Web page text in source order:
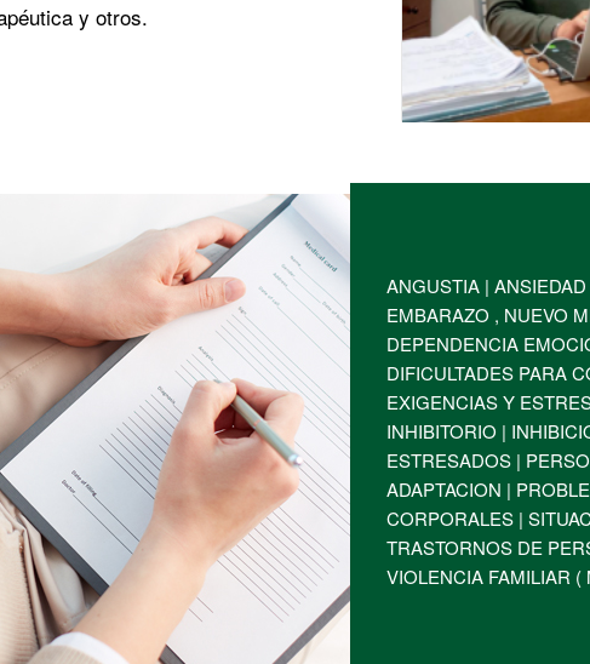
y otros.
ANGUSTIA |
EMBARAZO , NUEVO
DEPENDENCIA
DIFICULTADES PARA
EXIGENCIAS Y
INHIBITORIO |
ESTRESADOS |
ADAPTACION |
CORPORALES |
TRASTORNOS DE
VIOLENCIA FAMILIAR (